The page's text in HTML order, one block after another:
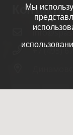
Контакты
+7 (495)
Мы